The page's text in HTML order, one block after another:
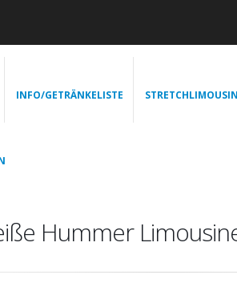
INFO/GETRÄNKELISTE
Hummer